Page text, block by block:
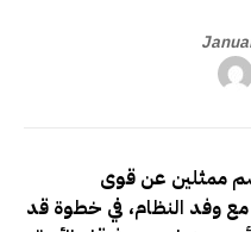
ممثلين عن قوى
وفد النظام، في خطوة قد